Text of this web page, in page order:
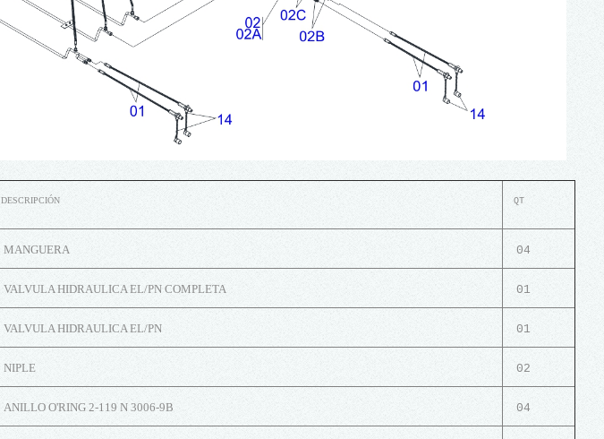
DESCRIPCIÓN QT
MANGUERA 04
VALVULA HIDRAULICA EL/PN COMPLETA 01
VALVULA HIDRAULICA EL/PN 01
NIPLE 02
ANILLO O'RING 2-119 N 3006-9B 04